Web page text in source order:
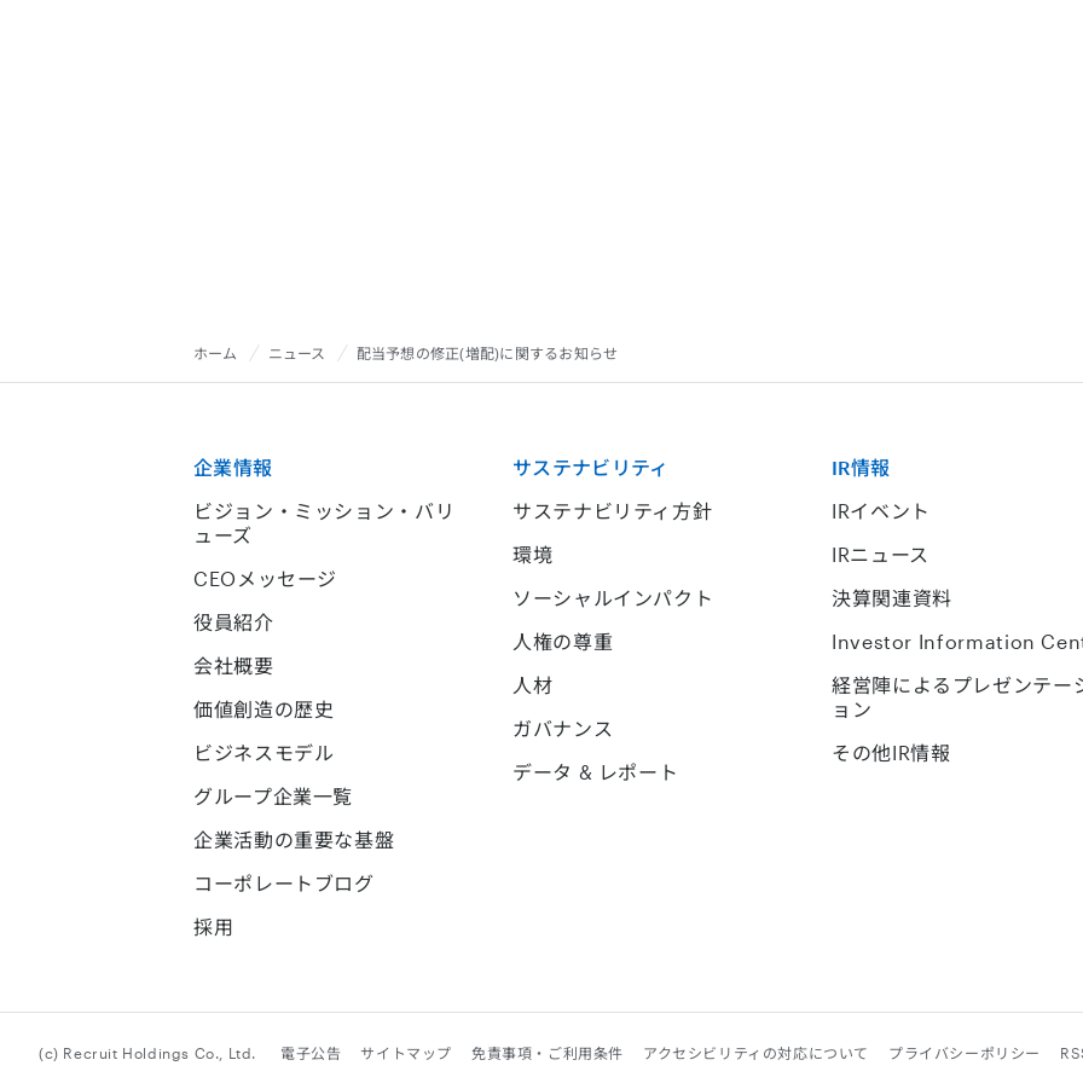
ホーム ニュース 配当予想の修正(増配)に関するお知らせ
企業情報
ビジョン・ミッション・バリ
ューズ
CEOメッセージ
役員紹介
会社概要
価値創造の歴史
ビジネスモデル
グループ企業一覧
企業活動の重要な基盤
コーポレートブログ
採用
サステナビリティ
サステナビリティ方針
環境
ソーシャルインパクト
人権の尊重
人材
ガバナンス
データ & レポート
IR情報
IRイベント
IRニュース
決算関連資料
Investor Information
経営陣によるプレゼンテー
ョン
その他IR情報
(c) Recruit Holdings Co., Ltd. 電子公告 サイトマップ 免責事項・ご利用条件 アクセシビリティの対応について プライバシーポリシー